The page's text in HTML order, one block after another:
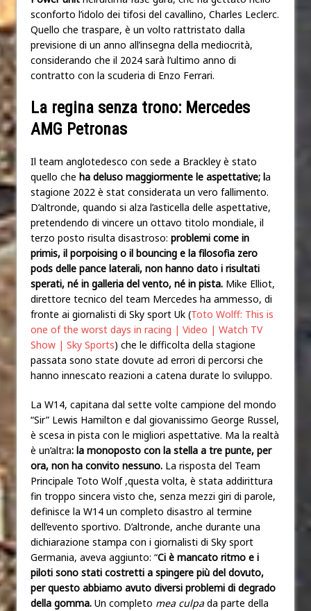
sconforto l’idolo dei tifosi del cavallino, Charles Leclerc.
Quello che traspare, è un volto rattristato dalla
previsione di un anno all’insegna della mediocrità,
considerando che il 2024 sarà l’ultimo anno di
contratto con la scuderia di Enzo Ferrari.
La regina senza trono: Mercedes
AMG Petronas
Il team anglotedesco con sede a Brackley è stato
quello che ha deluso maggiormente le aspettative; la
stagione 2022 è stat considerata un vero fallimento.
D’altronde, quando si alza l’asticella delle aspettative,
pretendendo di vincere un ottavo titolo mondiale, il
terzo posto risulta disastroso: problemi come in
primis, il porpoising o il bouncing e la filosofia zero
pods delle pance laterali, non hanno dato i risultati
sperati, né in galleria del vento, né in pista. Mike Elliot,
direttore tecnico del team Mercedes ha ammesso, di
fronte ai giornalisti di Sky sport Uk (Toto Wolff: This is
one of the worst days in racing | Video | Watch TV
Show | Sky Sports) che le difficolta della stagione
passata sono state dovute ad errori di percorsi che
hanno innescato reazioni a catena durate lo sviluppo.
La W14, capitana dal sette volte campione del mondo
“Sir” Lewis Hamilton e dal giovanissimo George Russel,
è scesa in pista con le migliori aspettative. Ma la realtà
è un’altra: la monoposto con la stella a tre punte, per
ora, non ha convito nessuno. La risposta del Team
Principale Toto Wolf ,questa volta, è stata addirittura
fin troppo sincera visto che, senza mezzi giri di parole,
definisce la W14 un completo disastro al termine
dell’evento sportivo. D’altronde, anche durante una
dichiarazione stampa con i giornalisti di Sky sport
Germania, aveva aggiunto: “Ci è mancato ritmo e i
piloti sono stati costretti a spingere più del dovuto,
per questo abbiamo avuto diversi problemi di degrado
della gomma. Un completo mea culpa da parte della